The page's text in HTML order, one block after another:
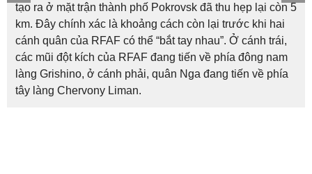
tạo ra ở mặt trận thành phố Pokrovsk đã thu hẹp lại còn 5
km. Đây chính xác là khoảng cách còn lại trước khi hai
cánh quân của RFAF có thể “bắt tay nhau”. Ở cánh trái,
các mũi đột kích của RFAF đang tiến về phía đông nam
làng Grishino, ở cánh phải, quân Nga đang tiến về phía
tây làng Chervony Liman.